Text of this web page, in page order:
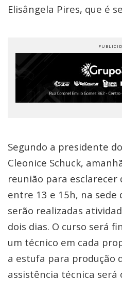
Elisângela Pires, que é
Segundo a presidente
Cleonice Schuck,
reunião para esclarecer
entre 13 e 15h, na sede
serão realizadas
dois dias. O curso será
um técnico em cada
a estufa para produção
assistência técnica